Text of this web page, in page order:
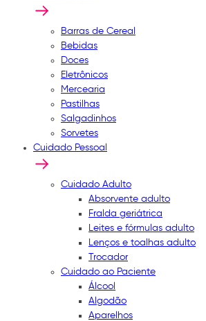
Barras de Cereal
Bebidas
Doces
Eletrônicos
Mercearia
Pastilhas
Salgadinhos
Sorvetes
Cuidado Pessoal
Cuidado Adulto
Absorvente adulto
Fralda geriátrica
Leites e fórmulas adulto
Lenços e toalhas adulto
Trocador
Cuidado ao Paciente
Álcool
Algodão
Aparelhos